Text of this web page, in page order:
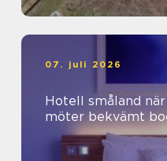
07. juli 2026
Hotell småland när skog, slott och sjö
möter bekvämt